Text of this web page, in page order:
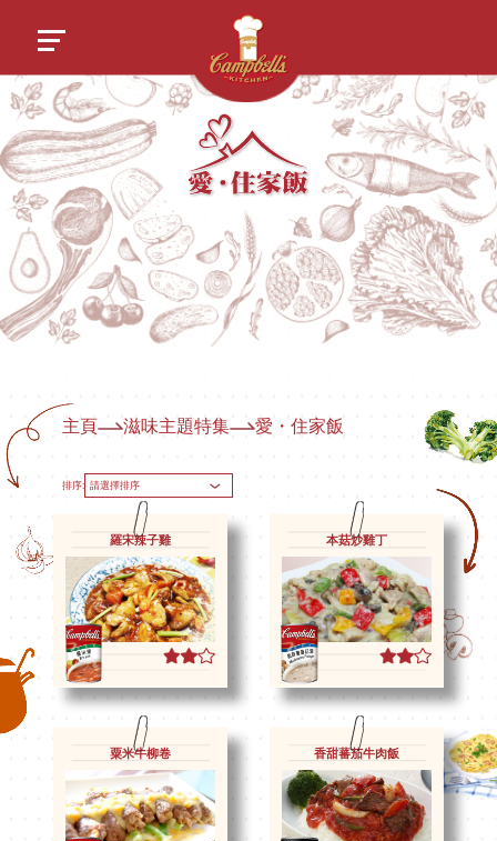
主頁 滋味主題特集 愛・住家飯
排序: 請選擇排序
羅宋辣子雞 本菇炒雞丁
粟米牛柳卷 香甜蕃茄牛肉飯